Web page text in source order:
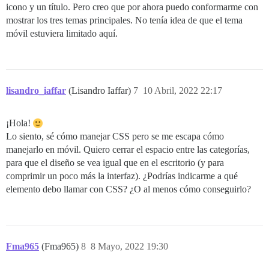
icono y un título. Pero creo que por ahora puedo conformarme con
mostrar los tres temas principales. No tenía idea de que el tema
móvil estuviera limitado aquí.
lisandro_iaffar (Lisandro Iaffar) 10 Abril, 2022 22:17
7
¡Hola!
Lo siento, sé cómo manejar CSS pero se me escapa cómo
manejarlo en móvil. Quiero cerrar el espacio entre las categorías,
para que el diseño se vea igual que en el escritorio (y para
comprimir un poco más la interfaz). ¿Podrías indicarme a qué
elemento debo llamar con CSS? ¿O al menos cómo conseguirlo?
Fma965 (Fma965) 8 Mayo, 2022 19:30
8